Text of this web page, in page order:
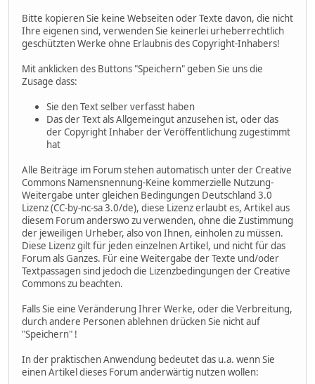
Bitte kopieren Sie keine Webseiten oder Texte davon, die nicht
Ihre eigenen sind, verwenden Sie keinerlei urheberrechtlich
geschützten Werke ohne Erlaubnis des Copyright-Inhabers!
Mit anklicken des Buttons "Speichern" geben Sie uns die
Zusage dass:
Sie den Text selber verfasst haben
Das der Text als Allgemeingut anzusehen ist, oder das
der Copyright Inhaber der Veröffentlichung zugestimmt
hat
Alle Beiträge im Forum stehen automatisch unter der Creative
Commons Namensnennung-Keine kommerzielle Nutzung-
Weitergabe unter gleichen Bedingungen Deutschland 3.0
Lizenz (CC-by-nc-sa 3.0/de), diese Lizenz erlaubt es, Artikel aus
diesem Forum anderswo zu verwenden, ohne die Zustimmung
der jeweiligen Urheber, also von Ihnen, einholen zu müssen.
Diese Lizenz gilt für jeden einzelnen Artikel, und nicht für das
Forum als Ganzes. Für eine Weitergabe der Texte und/oder
Textpassagen sind jedoch die Lizenzbedingungen der Creative
Commons zu beachten.
Falls Sie eine Veränderung Ihrer Werke, oder die Verbreitung,
durch andere Personen ablehnen drücken Sie nicht auf
"Speichern" !
In der praktischen Anwendung bedeutet das u.a. wenn Sie
einen Artikel dieses Forum anderwärtig nutzen wollen: